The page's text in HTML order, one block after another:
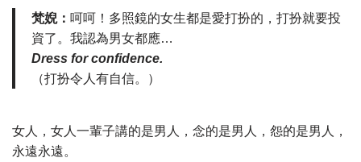
梵婗： 呵呵！多照鏡的女生都是愛打扮的，打扮就要投
資了。我認為男女都應…
Dress for confidence.
（打扮令人有自信。）
女人，女人一輩子講的是男人，念的是男人，怨的是男人，
永遠永遠。